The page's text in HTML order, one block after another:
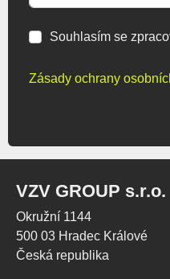
Souhlasím se
Zásady ochrany
VZV GROUP s.r.o.
Okružní 1144
500 03 Hradec Králové
Česká republika